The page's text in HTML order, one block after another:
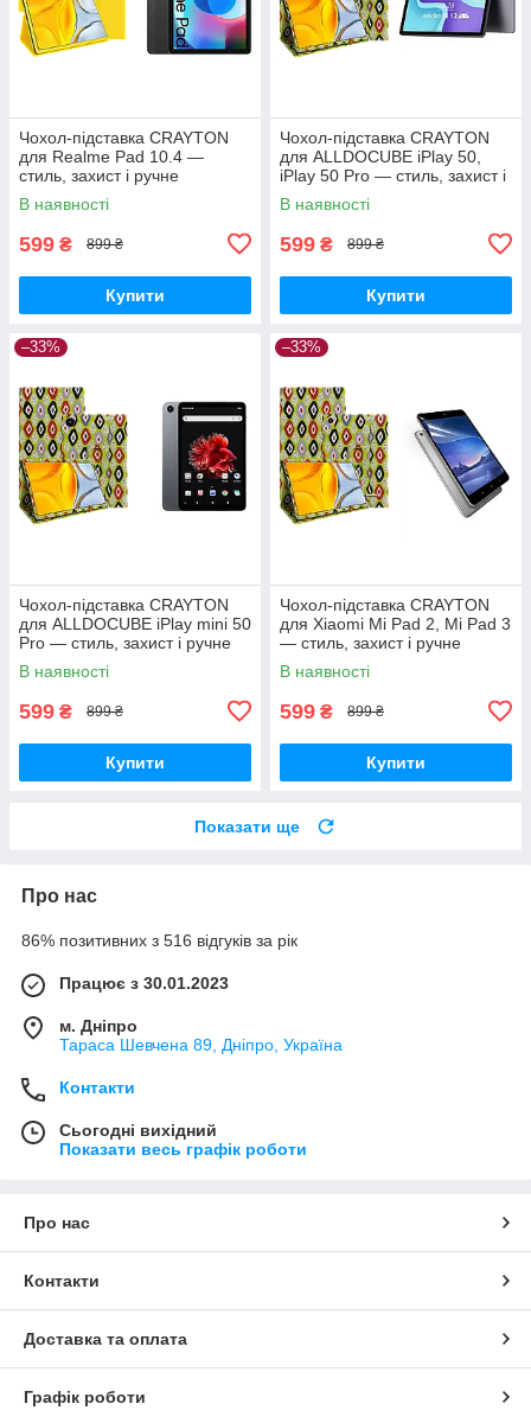
Чохол-підставка CRAYTON
для Realme Pad 10.4 —
стиль, захист і ручне
збирання, колір Жовтий
В наявності
599 ₴ 899 ₴
Купити
Чохол-підставка CRAYTON
для ALLDOCUBE iPlay 50,
iPlay 50 Pro — стиль, захист і
ручне збирання, колір Камні
В наявності
599 ₴ 899 ₴
Купити
–33%
Чохол-підставка CRAYTON
для ALLDOCUBE iPlay mini 50
Pro — стиль, захист і ручне
збирання, колір Камні
В наявності
599 ₴ 899 ₴
Купити
–33%
Чохол-підставка CRAYTON
для Xiaomi Mi Pad 2, Mi Pad 3
— стиль, захист і ручне
збирання, колір Камні
В наявності
599 ₴ 899 ₴
Купити
Показати ще
Про нас
86% позитивних з 516 відгуків за рік
Працює з 30.01.2023
м. Дніпро
Тараса Шевчена 89, Дніпро, Україна
Контакти
Сьогодні вихідний
Показати весь графік роботи
Про нас
Контакти
Доставка та оплата
Графік роботи